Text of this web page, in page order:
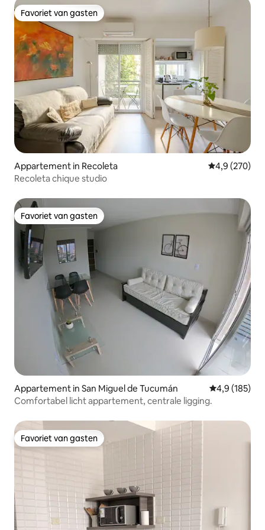
Favoriet van gasten
Favoriet van gasten
Appartement in Recoleta Gemiddelde
4,9 (270)
Recoleta chique studio
Favoriet van gasten
Favoriet van gasten
Appartement in San Miguel de Tucumán Gemiddelde
4,9 (185)
Comfortabel licht appartement, centrale ligging.
Favoriet van gasten
Favoriet van gasten